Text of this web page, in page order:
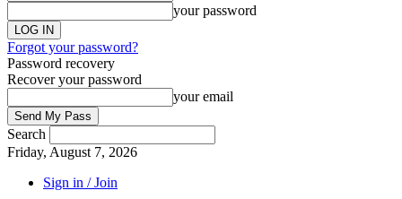
your password
Forgot your password?
Password recovery
Recover your password
your email
Search
Friday, August 7, 2026
Sign in / Join